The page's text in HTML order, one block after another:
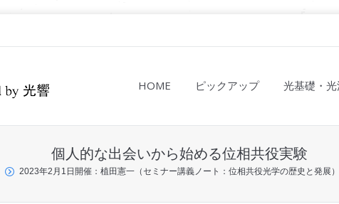
HOME ピックアップ 光基礎・
個人的な出会いから始める位相共役実験
2023年2月1日開催：植田憲一（セミナー講義ノート：位相共役光学の歴史と発展）